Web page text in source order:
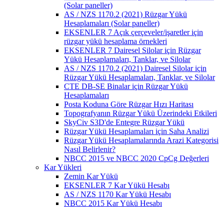
(Solar paneller)
AS / NZS 1170.2 (2021) Rüzgar Yükü
Hesaplamaları (Solar paneller)
EKSENLER 7 Açık çerçeveler/işaretler için
rüzgar yükü hesaplama örnekleri
EKSENLER 7 Dairesel Silolar için Rüzgar
Yükü Hesaplamaları, Tanklar, ve Silolar
AS / NZS 1170.2 (2021) Dairesel Silolar için
Rüzgar Yükü Hesaplamaları, Tanklar, ve Silolar
CTE DB-SE Binalar için Rüzgar Yükü
Hesaplamaları
Posta Koduna Göre Rüzgar Hızı Haritası
Topografyanın Rüzgar Yükü Üzerindeki Etkileri
SkyCiv S3D'de Entegre Rüzgar Yükü
Rüzgar Yükü Hesaplamaları için Saha Analizi
Rüzgar Yükü Hesaplamalarında Arazi Kategorisi
Nasıl Belirlenir?
NBCC 2015 ve NBCC 2020 CpCg Değerleri
Kar Yükleri
Zemin Kar Yükü
EKSENLER 7 Kar Yükü Hesabı
AS / NZS 1170 Kar Yükü Hesabı
NBCC 2015 Kar Yükü Hesabı